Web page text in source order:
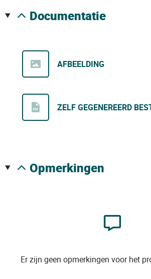
documentatie
AFBEELDING
ZELF GEGENEREERD
opmerkingen
Er zijn geen opmerkingen voor het